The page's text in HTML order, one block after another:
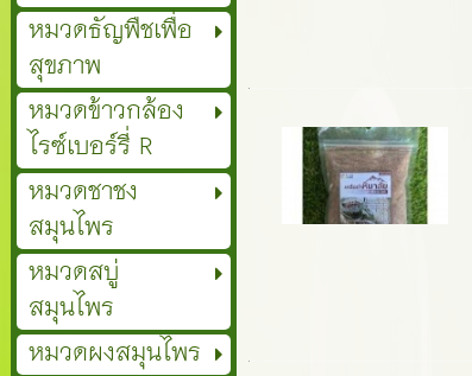
หมวดธัญพืชเพื่อ
สุขภาพ
หมวดข้าวกล้อง
ไรซ์เบอร์รี่ R
หมวดชาชง
สมุนไพร
หมวดสบู่
สมุนไพร
หมวดผงสมุนไพร